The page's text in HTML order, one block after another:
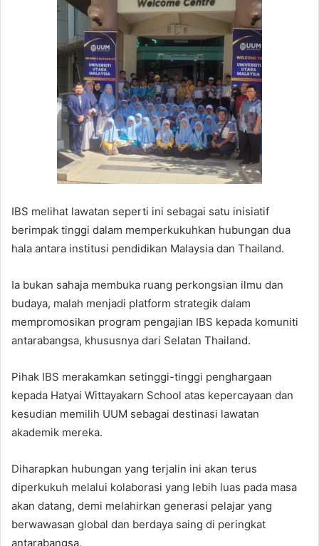
IBS melihat lawatan seperti ini sebagai satu inisiatif
berimpak tinggi dalam memperkukuhkan hubungan dua
hala antara institusi pendidikan Malaysia dan Thailand.
Ia bukan sahaja membuka ruang perkongsian ilmu dan
budaya, malah menjadi platform strategik dalam
mempromosikan program pengajian IBS kepada komuniti
antarabangsa, khususnya dari Selatan Thailand.
Pihak IBS merakamkan setinggi-tinggi penghargaan
kepada Hatyai Wittayakarn School atas kepercayaan dan
kesudian memilih UUM sebagai destinasi lawatan
akademik mereka.
Diharapkan hubungan yang terjalin ini akan terus
diperkukuh melalui kolaborasi yang lebih luas pada masa
akan datang, demi melahirkan generasi pelajar yang
berwawasan global dan berdaya saing di peringkat
antarabangsa.